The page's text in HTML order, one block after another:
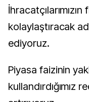
kolaylaştıracak
ediyoruz.
Piyasa faizinin
kullandırdığımız